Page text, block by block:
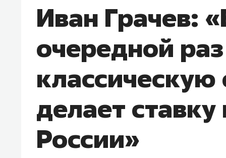
Иван Грачев:
очередной
делает
России»
Василь Мазитов
МАРТ
«Не зная местных
потерять минимум
Как бизнесу выйти на зарубежные
рынки, почему надо знать